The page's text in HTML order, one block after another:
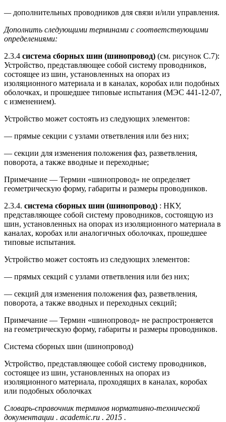
—дополнительных проводников для связи и/или управления.
Дополнить следующими терминами с соответствующими
определениями:
2.3.4 система сборных шин (шинопровод) (см. рисунок С.7):
Устройство, представляющее собой систему проводников,
состоящее из шин, установленных на опорах из
изоляционного материала и в каналах, коробах или подобных
оболочках, и прошедшее типовые испытания (МЭС 441-12-07,
с изменением).
Устройство может состоять из следующих элементов:
— прямые секции с узлами ответвления или без них;
— секции для изменения положения фаз, разветвления,
поворота, а также вводные и переходные;
Примечание — Термин «шинопровод» не определяет
геометрическую форму, габариты и размеры проводников.
2.3.4. система сборных шин (шинопровод) : НКУ,
представляющее собой систему проводников, состоящую из
шин, установленных на опорах из изоляционного материала в
каналах, коробах или аналогичных оболочках, прошедшее
типовые испытания.
Устройство может состоять из следующих элементов:
— прямых секций с узлами ответвления или без них;
— секций для изменения положения фаз, разветвления,
поворота, а также вводных и переходных секций;
Примечание — Термин «шинопровод» не распростроняется
на геометрическую форму, габариты и размеры проводников.
Система сборных шин (шинопровод)
Устройство, представляющее собой систему проводников,
состоящее из шин, установленных на опорах из
изоляционного материала, проходящих в каналах, коробах
или подобных оболочках
Словарь-справочник терминов нормативно-технической
документации . academic.ru . 2015 .